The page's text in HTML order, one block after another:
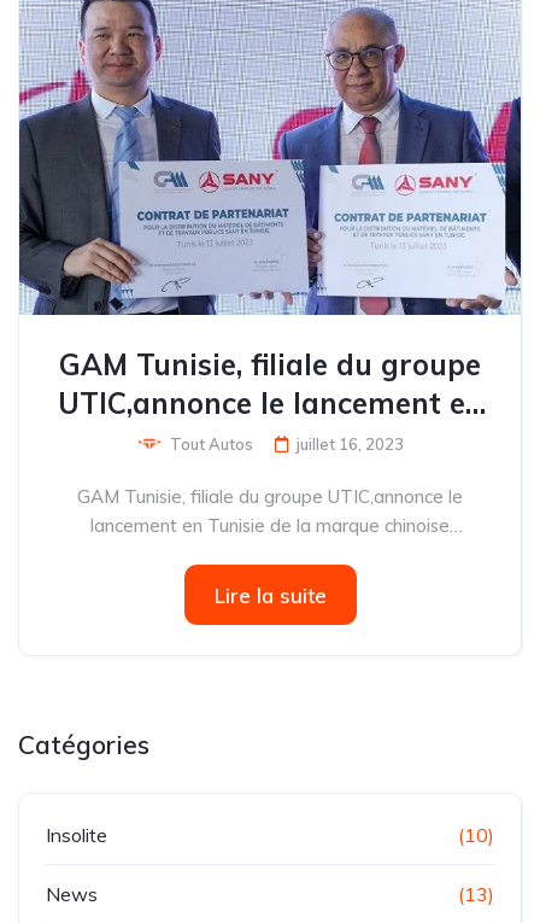
GAM Tunisie, filiale du groupe
UTIC,annonce le lancement en
Tunisie de la marque chinoise
SANYd’engins de chantier
Tout Autos juillet 16, 2023
GAM Tunisie, filiale du groupe UTIC,annonce le
lancement en Tunisie de la marque chinoise
filiale du groupe UTIC, est fière d’annoncer le lancement
officiel de la marque SANY en...
Lire la suite
Catégories
Insolite (10)
News (13)